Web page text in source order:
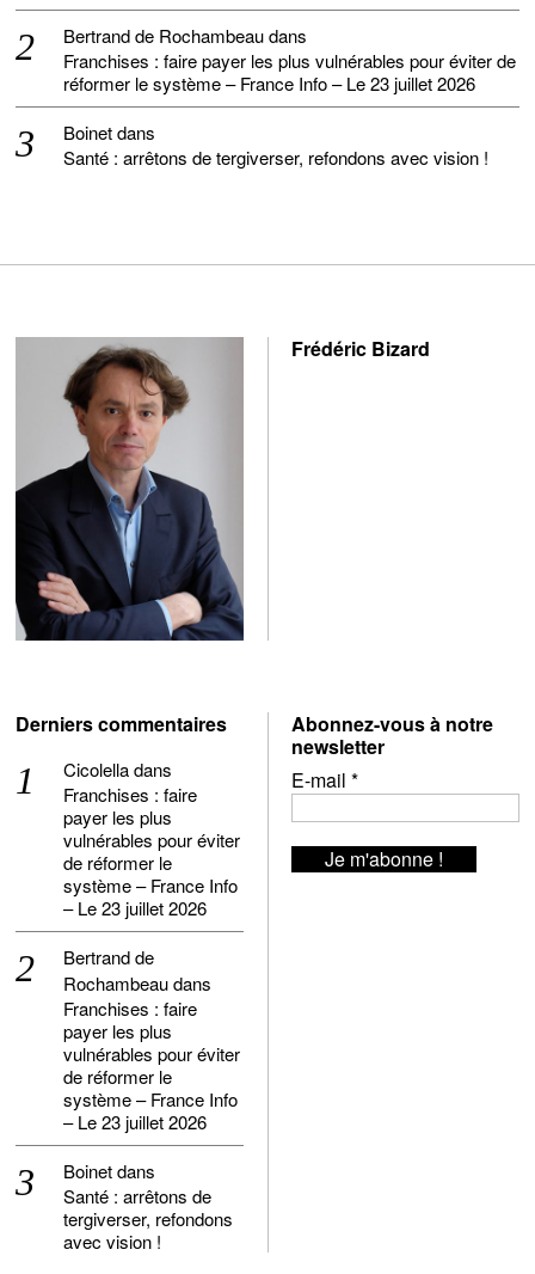
Bertrand de Rochambeaudans
Franchises : faire payer les plus vulnérables pour éviter de
réformer le système – France Info – Le 23 juillet 2026
Boinetdans
Santé : arrêtons de tergiverser, refondons avec vision !
Frédéric Bizard
Derniers commentaires
Cicolelladans
Franchises : faire
payer les plus
vulnérables pour éviter
de réformer le
système – France Info
– Le 23 juillet 2026
Bertrand de
Rochambeaudans
Franchises : faire
payer les plus
vulnérables pour éviter
de réformer le
système – France Info
– Le 23 juillet 2026
Boinetdans
Santé : arrêtons de
tergiverser, refondons
avec vision !
Abonnez-vous à notre
newsletter
E-mail *